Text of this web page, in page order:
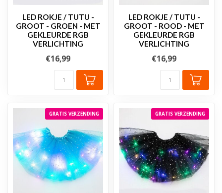
LED ROKJE / TUTU -
GROOT - GROEN - MET
GEKLEURDE RGB
VERLICHTING
€16,99
LED ROKJE / TUTU -
GROOT - ROOD - MET
GEKLEURDE RGB
VERLICHTING
€16,99
GRATIS VERZENDING GRATIS VERZENDING